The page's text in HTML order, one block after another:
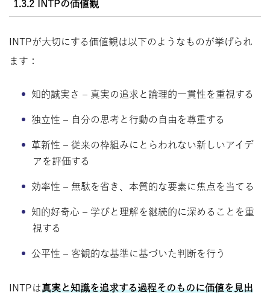
1.3.2 INTPの価値観
INTPが大切にする価値観は以下のようなものが挙げられ
ます：
知的誠実さ – 真実の追求と論理的一貫性を重視する
独立性 – 自分の思考と行動の自由を尊重する
革新性 – 従来の枠組みにとらわれない新しいアイデ
アを評価する
効率性 – 無駄を省き、本質的な要素に焦点を当てる
知的好奇心 – 学びと理解を継続的に深めることを重
視する
公平性 – 客観的な基準に基づいた判断を行う
INTPは真実と知識を追求する過程そのものに価値を見出